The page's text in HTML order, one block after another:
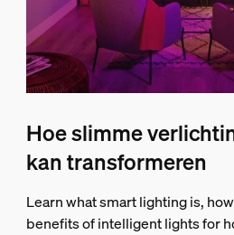
Hoe slimme
kan transformeren
Learn what smart lighting is,
benefits of intelligent lights for